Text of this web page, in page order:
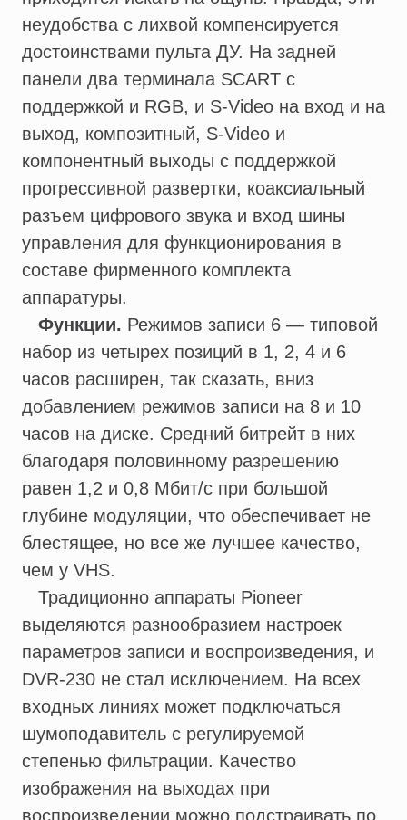
неудобства с лихвой компенсируется
достоинствами пульта ДУ. На задней
панели два терминала SCART с
поддержкой и RGB, и S-Video на вход и на
выход, композитный, S-Video и
компонентный выходы с поддержкой
прогрессивной развертки, коаксиальный
разъем цифрового звука и вход шины
управления для функционирования в
составе фирменного комплекта
аппаратуры.
Функции. Режимов записи 6 — типовой
набор из четырех позиций в 1, 2, 4 и 6
часов расширен, так сказать, вниз
добавлением режимов записи на 8 и 10
часов на диске. Средний битрейт в них
благодаря половинному разрешению
равен 1,2 и 0,8 Мбит/с при большой
глубине модуляции, что обеспечивает не
блестящее, но все же лучшее качество,
чем у VHS.
Традиционно аппараты Pioneer
выделяются разнообразием настроек
параметров записи и воспроизведения, и
DVR-230 не стал исключением. На всех
входных линиях может подключаться
шумоподавитель с регулируемой
степенью фильтрации. Качество
изображения на выходах при
воспроизведении можно подстраивать по